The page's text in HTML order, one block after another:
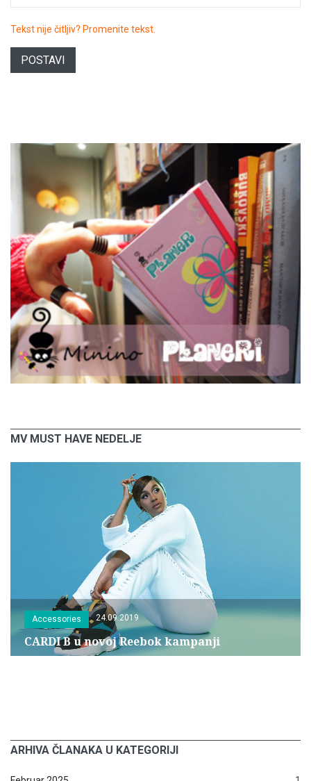
Tekst nije čitljiv? Promenite tekst.
POSTAVI
MV MUST HAVE NEDELJE
Accessories 24.09.2019
CARDI B u novoj Reebok kampanji
ARHIVA ČLANAKA U KATEGORIJI